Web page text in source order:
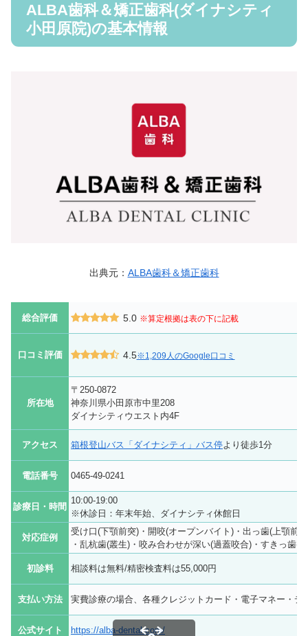
ALBA歯科＆矯正歯科(ダイナシティ
小田原院)の基本情報
出典元： ALBA歯科＆矯正歯科
総合評価 5.0 ※算定根拠は表の下に記載
口コミ評価 4.5※1,209人のGoogle口コミ
所在地
〒250-0872
神奈川県小田原市中里208
ダイナシティウエスト内4F
アクセス 箱根登山バス「ダイナシティ」バス停より徒歩1分
電話番号 0465-49-0241
診療日・時間
10:00-19:00
※休診日：年末年始、ダイナシティ休館日
対応症例
受け口(下顎前突)・開咬(オープンバイト)・出っ歯(上顎前
・乱杭歯(叢生)・咬み合わせが深い(過蓋咬合)・すきっ歯(
初診料 相談料は無料/精密検査料は55,000円
支払い方法 実費診療の場合、各種クレジットカード・電子マネー・デ
公式サイト https://alba-dental.com/